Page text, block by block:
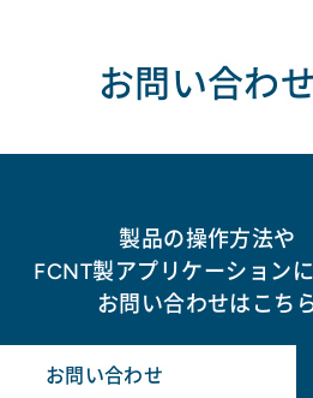
お問い合わせ
製品の操作方法や
FCNT製アプリケーション
お問い合わせはこち
お問い合わせ